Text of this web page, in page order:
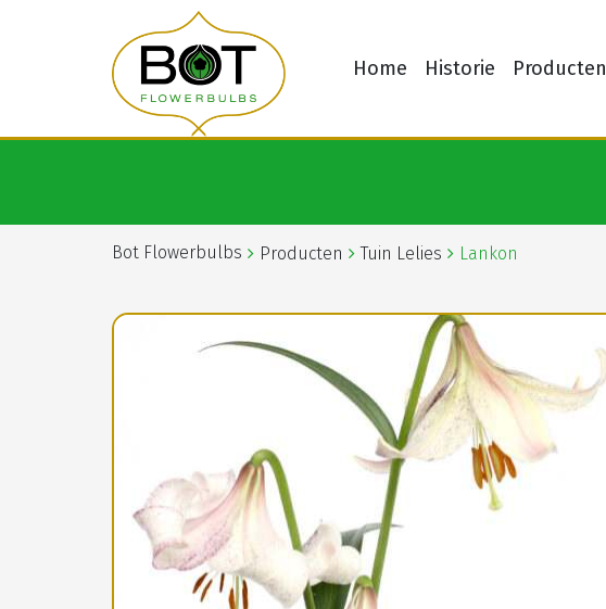
Home Historie Producten
Bot Flowerbulbs Producten Tuin Lelies Lankon